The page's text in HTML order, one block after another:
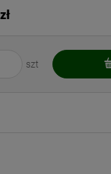
szt